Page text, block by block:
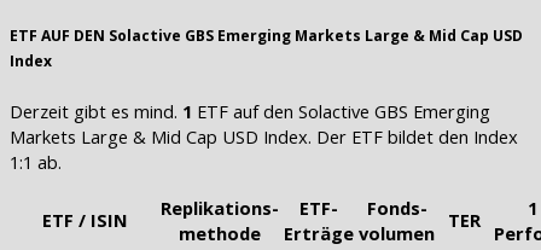
ETF AUF DEN Solactive GBS Emerging Markets Large & Mid Cap USD
Index
Derzeit gibt es mind. 1 ETF auf den Solactive GBS Emerging
Markets Large & Mid Cap USD Index. Der ETF bildet den Index
1:1 ab.
ETF / ISIN
Replikations-
methode
ETF-
Erträge
Fonds-
volumen
TER